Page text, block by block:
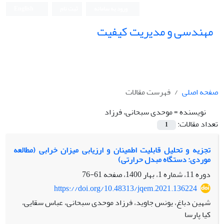
مهندسی و مدیریت کیفیت
صفحه اصلی
فهرست مقالات
نویسنده =موحدی سبحانی، فرزاد
تعداد مقالات:
1
تجزیه و تحلیل قابلیت اطمینان و ارزیابی میزان خرابی (مطالعه
موردی: دستگاه مبدل حرارتی)
دوره 11، شماره 1، بهار 1400، صفحه
61-76
https://doi.org/10.48313/jqem.2021.136224
شهین دباغ، یونس جاوید، فرزاد موحدی سبحانی، عباس سقایی،
کیا پارسا